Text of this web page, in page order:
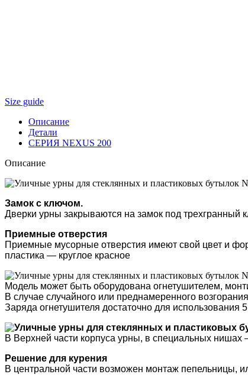
Size guide
Описание
Детали
СЕРИЯ NEXUS 200
Описание
Замок с ключом.
Дверки урны закрываются на замок под трехгранный
Приемные отверстия
Приемные мусорные отверстия имеют свой цвет и
пластика — круглое красное
Модель может быть оборудована огнетушителем,
В случае случайного или преднамеренного
Заряда огнетушителя достаточно для использования 5
В Верхней части корпуса урны, в специальных
Решение для курения
В центральной части возможен монтаж пепельницы,